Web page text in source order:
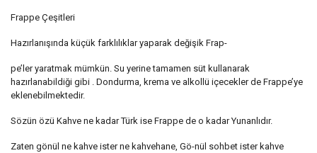
Frappe Çeşitleri
Hazırlanışında küçük farklılıklar yaparak değişik Frap-
pe’ler yaratmak mümkün. Su yerine tamamen süt kullanarak
hazırlanabildiği gibi . Dondurma, krema ve alkollü içecekler de Frappe’ye
eklenebilmektedir.
Sözün özü Kahve ne kadar Türk ise Frappe de o kadar Yunanlıdır.
Zaten gönül ne kahve ister ne kahvehane, Gö-nül sohbet ister kahve